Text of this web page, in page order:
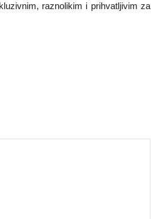
raznolikim i prihvatljivim za